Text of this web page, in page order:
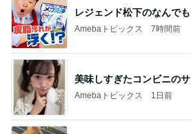
レジェンド松下のなんでも
Amebaトピックス 7時間前
美味しすぎたコンビニの
Amebaトピックス 1日前